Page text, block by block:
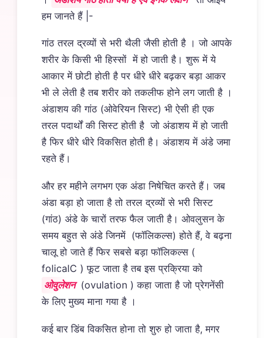
हम जानते हैं |-
गांठ तरल द्रव्यों से भरी थैली जैसी होती है । जो आपके
शरीर के किसी भी हिस्सों में हो जाती है। शुरू में ये
आकार में छोटी होती है पर धीरे धीरे बढ़कर बड़ा आकर
भी ले लेती है तब शरीर को तकलीफ होने लग जाती है ।
अंडाशय की गांठ (ओवेरियन सिस्ट) भी ऐसी ही एक
तरल पदार्थों की सिस्ट होती है जो अंडाशय में हो जाती
है फिर धीरे धीरे विकसित होती है। अंडाशय में अंडे जमा
रहते हैं।
और हर महीने लगभग एक अंडा निषेचित करते हैं। जब
अंडा बड़ा हो जाता है तो तरल द्रव्यों से भरी सिस्ट
(गांठ) अंडे के चारों तरफ फैल जाती है। ओवलुसन के
समय बहुत से अंडे जिनमें (फॉलिकल्स) होते हैं, वे बढ़ना
चालू हो जाते हैं फिर सबसे बड़ा फॉलिकल्स (
folicalC ) फूट जाता है तब इस प्रक्रिया को
ओवुलेशन (ovulation ) कहा जाता है जो प्रेगनेंसी
के लिए मुख्य माना गया है ।
कई बार डिंब विकसित होना तो शुरु हो जाता है, मगर